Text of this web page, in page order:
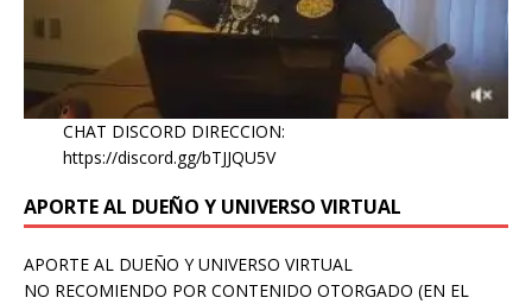
CHAT DISCORD DIRECCION:
https://discord.gg/bTJJQU5V
APORTE AL DUEÑO Y UNIVERSO VIRTUAL
APORTE AL DUEÑO Y UNIVERSO VIRTUAL
NO RECOMIENDO POR CONTENIDO OTORGADO (EN EL